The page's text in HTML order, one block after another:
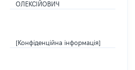
ОЛЕКСІЙОВИЧ
[Конфіденційна інформація]